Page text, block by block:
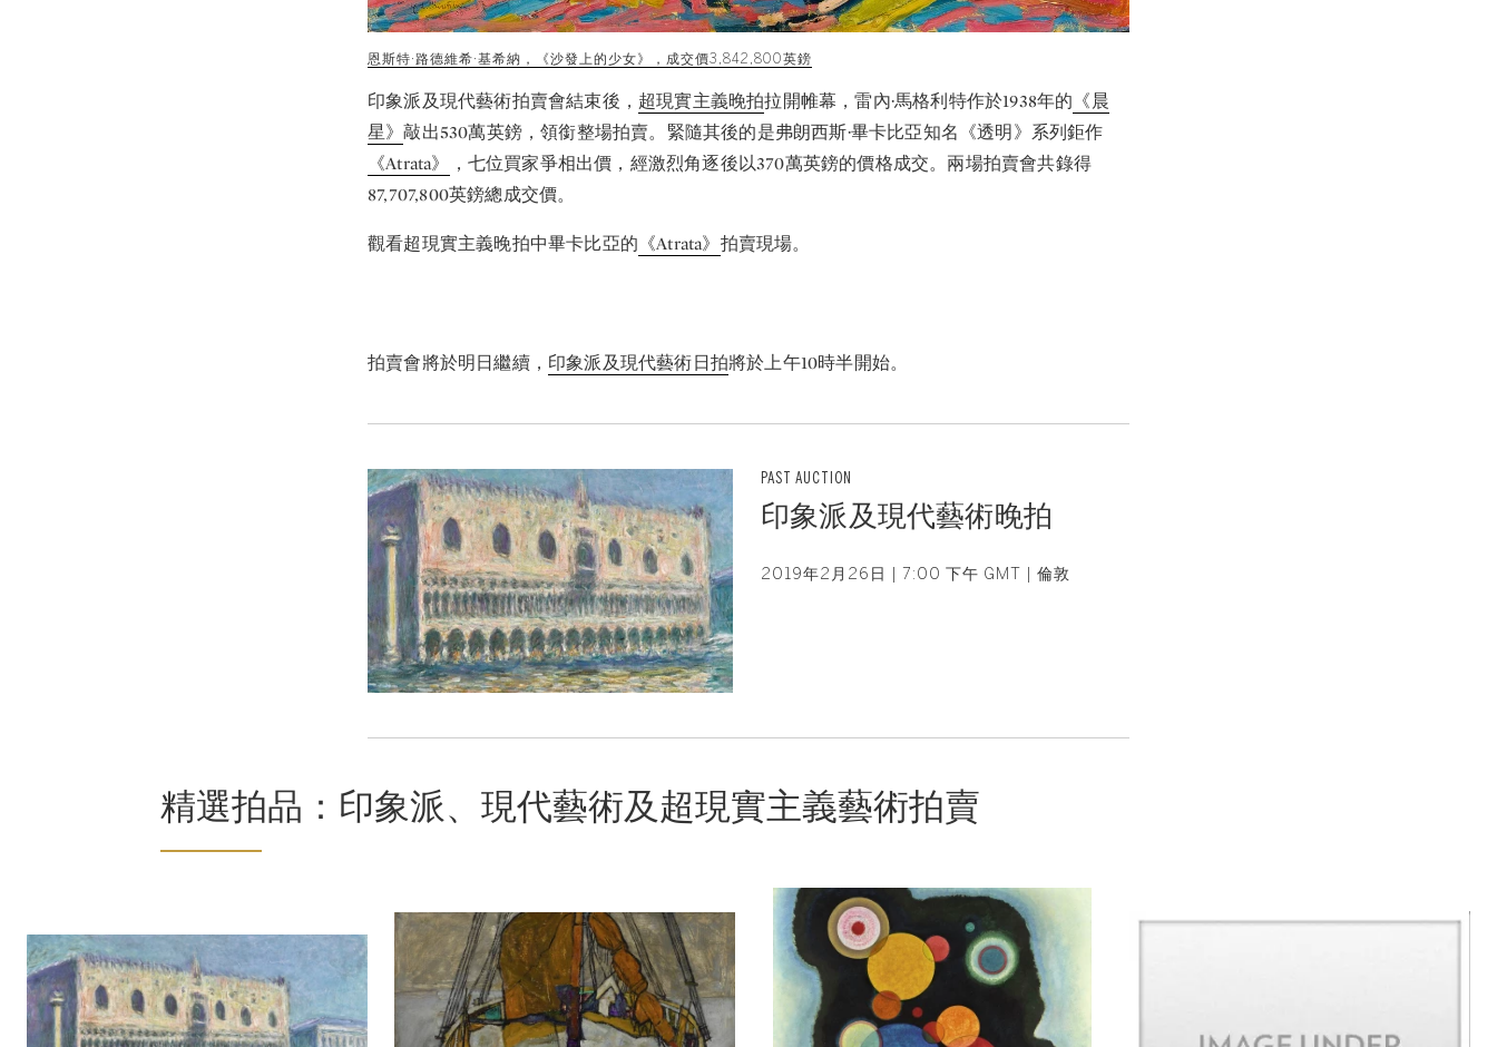
恩斯特·路德維希·基希納，《沙發上的少女》，成交價3,842,800英鎊
印象派及現代藝術拍賣會結束後， 超現實主義晚拍拉開帷幕，雷內·馬格利特作於1938年的 《晨
星》敲出530萬英鎊，領銜整場拍賣。緊隨其後的是弗朗西斯·畢卡比亞知名《透明》系列鉅作
《Atrata》
，七位買家爭相出價，經激烈角逐後以370萬英鎊的價格成交。兩場拍賣會共錄得
87,707,800英鎊總成交價。
觀看超現實主義晚拍中畢卡比亞的 《Atrata》 拍賣現場。
拍賣會將於明日繼續， 印象派及現代藝術日拍將於上午10時半開始。
PAST AUCTION
印象派及現代藝術晚拍
2019年2月26日 | 7:00 下午 GMT | 倫敦
精選拍品：印象派、現代藝術及超現實主義藝術拍賣